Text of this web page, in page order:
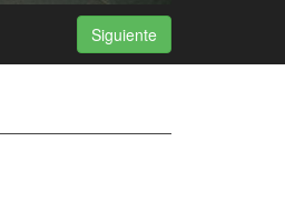
Siguiente